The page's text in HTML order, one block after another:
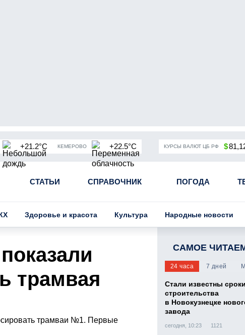
+21.2°C КЕМЕРОВО +22.5°C КУРСЫ ВАЛЮТ ЦБ РФ $
СТАТЬИ СПРАВОЧНИК ПОГОДА
инфекции Частичная мобилизация в России
Здоровье и красота Культура Народные новости
трамвая
трамваи №1. Первые
САМОЕ
24 часа 7 дней
Стали известны сроки
строительства
в Новокузнецке
завода
сегодня, 10:23 1121